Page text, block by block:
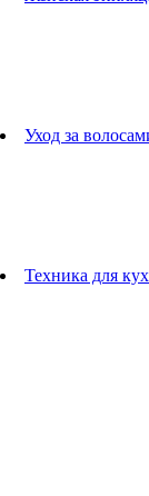
Уход за
Техника для